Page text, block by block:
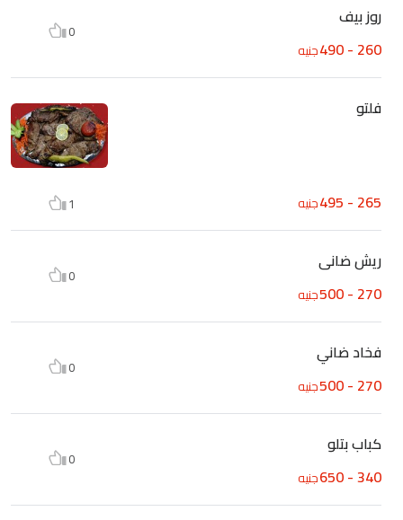
روز بيف
260 - 490
جنيه
0
فلتو
265 - 495 جنيه 1
ريش ضانى
270 - 500
جنيه
0
فخاد ضاني
270 - 500
جنيه
0
كباب بتلو
340 - 650
جنيه
0